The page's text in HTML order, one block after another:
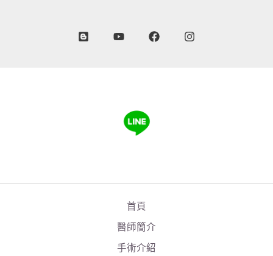
首頁
醫師簡介
手術介紹